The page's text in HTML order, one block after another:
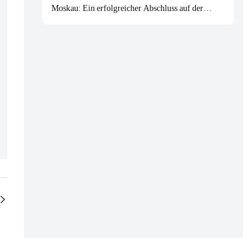
Moskau: Ein erfolgreicher Abschluss auf der